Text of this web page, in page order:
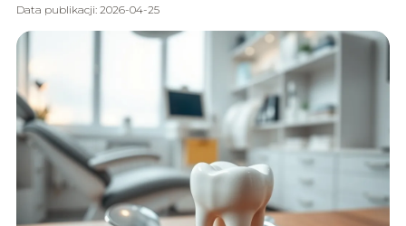
Data publikacji: 2026-04-25